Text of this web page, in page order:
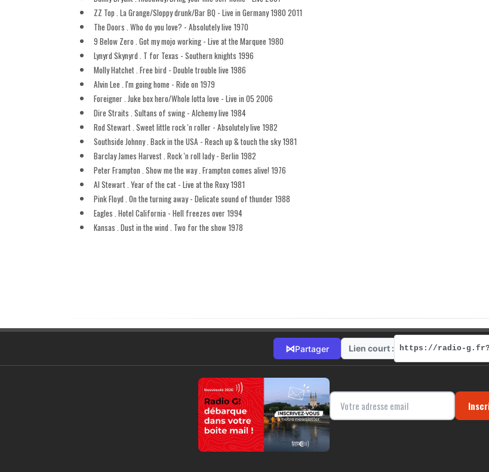
ZZ Top . La Grange/Sloppy drunk/Bar BQ - Live in Germany 1980 2011
The Doors . Who do you love? - Absolutely live 1970
9 Below Zero . Got my mojo working - Live at the Marquee 1980
Lynyrd Skynyrd . T for Texas - Southern knights 1996
Molly Hatchet . Free bird - Double trouble live 1986
Alvin Lee . I'm going home - Ride on 1979
Foreigner . Juke box hero/Whole lotta love - Live in 05 2006
Dire Straits . Sultans of swing - Alchemy live 1984
Rod Stewart . Sweet little rock 'n roller - Absolutely live 1982
Southside Johnny . Back in the USA - Reach up & touch the sky 1981
Barclay James Harvest . Rock 'n roll lady - Berlin 1982
Peter Frampton . Show me the way . Frampton comes alive! 1976
Al Stewart . Year of the cat - Live at the Roxy 1981
Pink Floyd . On the turning away - Delicate sound of thunder 1988
Eagles . Hotel California - Hell freezes over 1994
Kansas . Dust in the wind . Two for the show 1978
⋈Partager Lien court :